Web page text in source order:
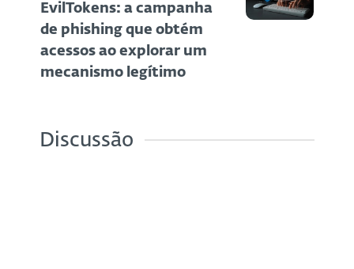
EvilTokens: a campanha
de phishing que obtém
acessos ao explorar um
mecanismo legítimo
Discussão